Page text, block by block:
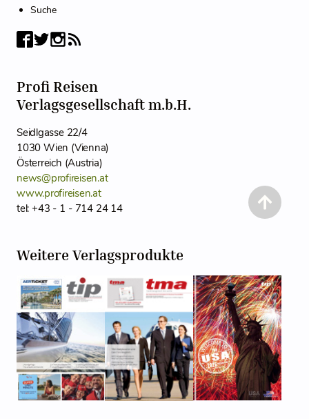
Suche
Profi Reisen
Verlagsgesellschaft m.b.H.
Seidlgasse 22/4
1030 Wien (Vienna)
Österreich (Austria)
news@profireisen.at
www.profireisen.at
tel: +43 - 1 - 714 24 14
Weitere Verlagsprodukte